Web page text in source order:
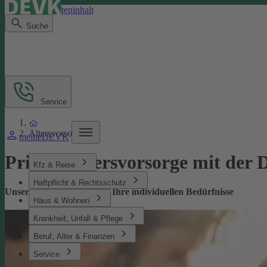
Direkt zum Seiteninhalt
Suche
meineDEVK
Kfz & Reise
Haftpflicht & Rechtsschutz
Haus & Wohnen
Krankheit, Unfall & Pflege
Beruf, Alter & Finanzen
Service
Service
Altersvorsorge
Private­ Altersvorsorge mit der
Unsere Altersvorsorge für Ihre individuellen Bedürfnisse